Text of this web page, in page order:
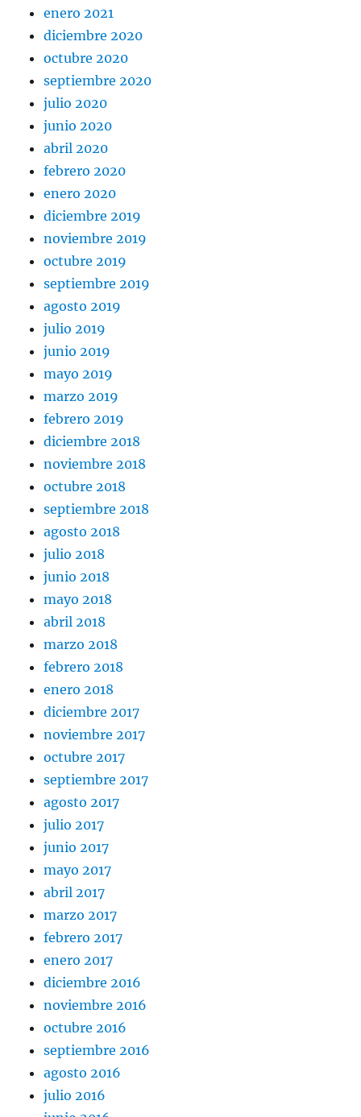
enero 2021
diciembre 2020
octubre 2020
septiembre 2020
julio 2020
junio 2020
abril 2020
febrero 2020
enero 2020
diciembre 2019
noviembre 2019
octubre 2019
septiembre 2019
agosto 2019
julio 2019
junio 2019
mayo 2019
marzo 2019
febrero 2019
diciembre 2018
noviembre 2018
octubre 2018
septiembre 2018
agosto 2018
julio 2018
junio 2018
mayo 2018
abril 2018
marzo 2018
febrero 2018
enero 2018
diciembre 2017
noviembre 2017
octubre 2017
septiembre 2017
agosto 2017
julio 2017
junio 2017
mayo 2017
abril 2017
marzo 2017
febrero 2017
enero 2017
diciembre 2016
noviembre 2016
octubre 2016
septiembre 2016
agosto 2016
julio 2016